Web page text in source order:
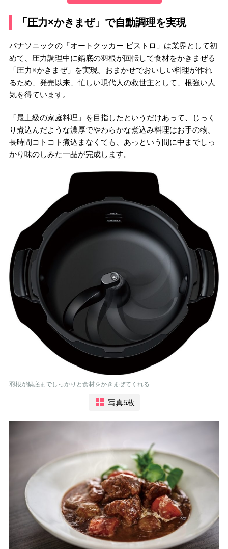
「圧力×かきまぜ」で自動調理を実現
パナソニックの「オートクッカー ビストロ」は業界として初
めて、圧力調理中に鍋底の羽根が回転して食材をかきまぜる
「圧力×かきまぜ」を実現。おまかせでおいしい料理が作れ
るため、発売以来、忙しい現代人の救世主として、根強い人
気を得ています。
「最上級の家庭料理」を目指したというだけあって、じっく
り煮込んだような濃厚でやわらかな煮込み料理はお手の物。
長時間コトコト煮込まなくても、あっという間に中までしっ
かり味のしみた一品が完成します。
羽根が鍋底までしっかりと食材をかきまぜてくれる
写真5枚